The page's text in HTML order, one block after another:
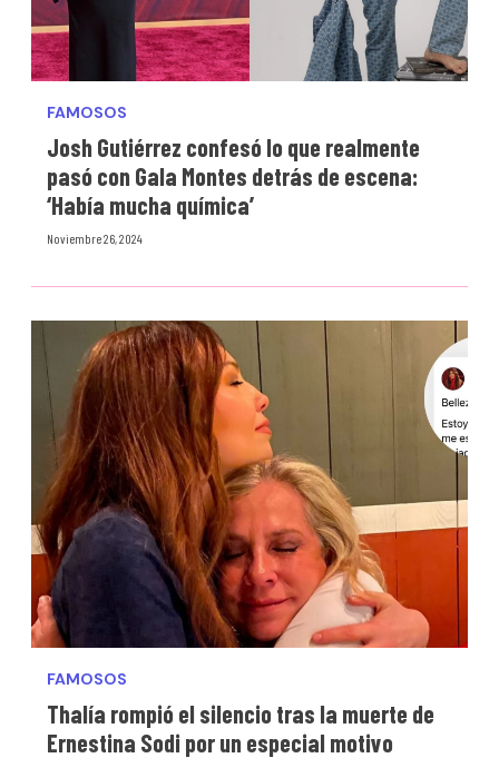
FAMOSOS
Josh Gutiérrez confesó lo que realmente
pasó con Gala Montes detrás de escena:
‘Había mucha química’
Noviembre 26, 2024
FAMOSOS
Thalía rompió el silencio tras la muerte de
Ernestina Sodi por un especial motivo